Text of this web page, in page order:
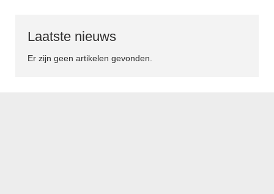
Laatste nieuws
Er zijn geen artikelen gevonden.